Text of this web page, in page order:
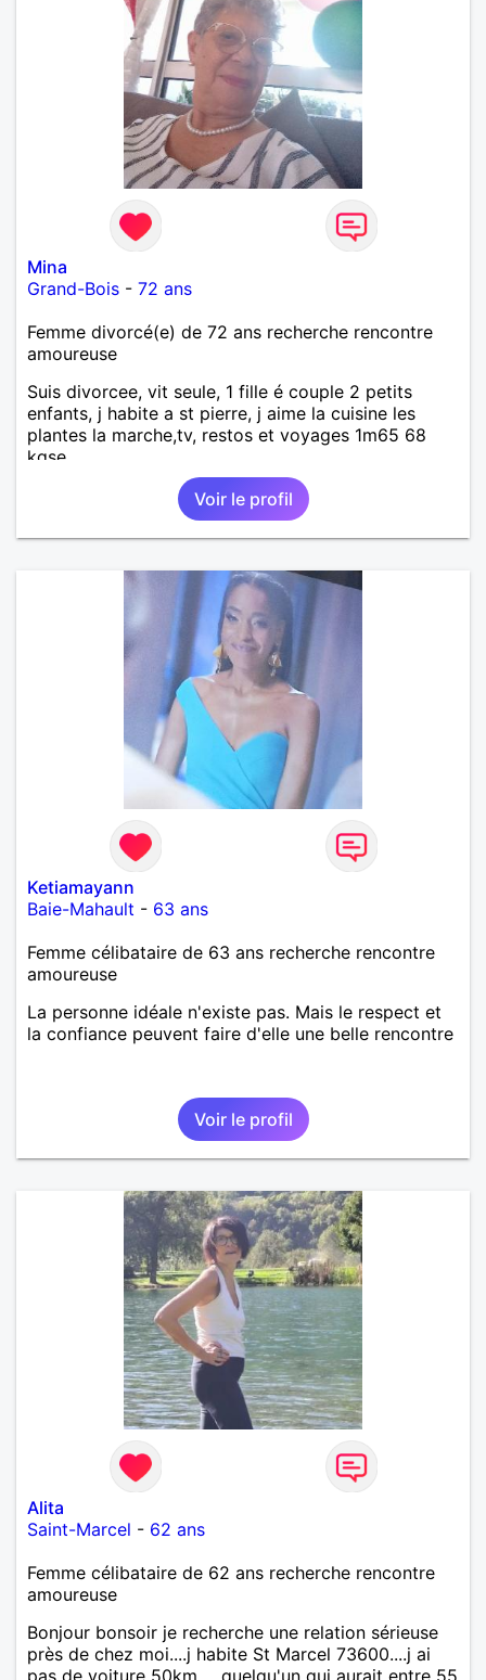
Mina
Grand-Bois - 72 ans
Femme divorcé(e) de 72 ans recherche rencontre
amoureuse
Suis divorcee, vit seule, 1 fille é couple 2 petits
enfants, j habite a st pierre, j aime la cuisine les
plantes la marche,tv, restos et voyages 1m65 68
kgse
Voir le profil
Ketiamayann
Baie-Mahault - 63 ans
Femme célibataire de 63 ans recherche rencontre
amoureuse
La personne idéale n'existe pas. Mais le respect et
la confiance peuvent faire d'elle une belle rencontre
Voir le profil
Alita
Saint-Marcel - 62 ans
Femme célibataire de 62 ans recherche rencontre
amoureuse
Bonjour bonsoir je recherche une relation sérieuse
près de chez moi....j habite St Marcel 73600....j ai
pas de voiture 50km ... quelqu'un qui aurait entre 55